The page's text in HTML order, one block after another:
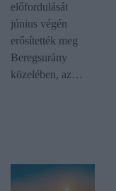
előfordulását
június végén
erősítették meg
Beregsurány
közelében, az…